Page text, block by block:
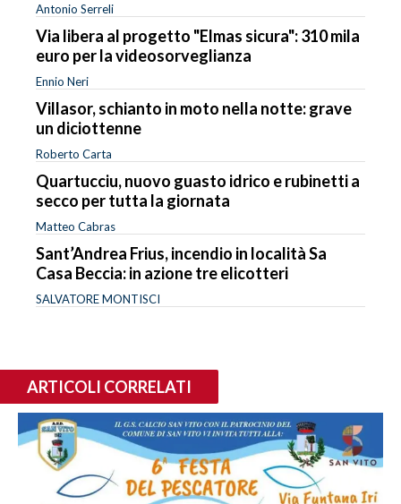
Antonio Serreli
Via libera al progetto "Elmas sicura": 310 mila
euro per la videosorveglianza
Ennio Neri
Villasor, schianto in moto nella notte: grave
un diciottenne
Roberto Carta
Quartucciu, nuovo guasto idrico e rubinetti a
secco per tutta la giornata
Matteo Cabras
Sant’Andrea Frius, incendio in località Sa
Casa Beccia: in azione tre elicotteri
SALVATORE MONTISCI
ARTICOLI CORRELATI